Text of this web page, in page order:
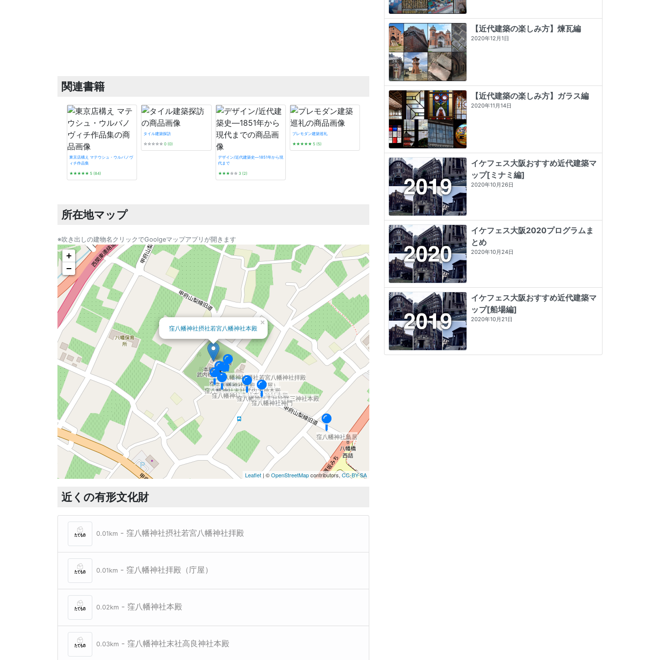
関連書籍
東京店構え マテウシュ・ウルバノヴ
ィチ作品集
★★★★★ 5 (84)
タイル建築探訪
☆☆☆☆☆ 0 (0)
デザイン/近代建築史―1851年から現
代まで
★★★☆☆ 3 (2)
プレモダン建築巡礼
★★★★★5 (5)
看板建築図鑑
5 (3)
近代建築そもそも講義（新潮新書）
★★★★ 4 (9)
昭和モダン建築巡礼 完全版1945-64
所在地マップ
※吹き出しの建物名クリックでGoolgeマップアプリが開きます
窪八幡神社摂社若宮八幡神社拝殿
窪八幡神社拝殿（庁屋）
窪八幡神社本殿
窪八幡神社末社高良神社本殿
窪八幡神社末社武内大神本殿
窪八幡神社末社比咩三神社本殿
窪八幡神社神門
窪八幡神社鳥居
窪八幡神社摂社若宮八幡神社本殿
×
+
−
Leaflet | ©OpenStreetMapcontributors, CC-BY-SA
近くの有形文化財
0.01km - 窪八幡神社摂社若宮八幡神社拝殿
0.01km - 窪八幡神社拝殿（庁屋）
0.02km - 窪八幡神社本殿
0.03km - 窪八幡神社末社高良神社本殿
【近代建築の楽しみ方】煉瓦編
2020年12月1日
【近代建築の楽しみ方】ガラス編
2020年11月14日
イケフェス大阪おすすめ近代建築マ
ップ[ミナミ編]
2020年10月26日
イケフェス大阪2020プログラムま
とめ
2020年10月24日
イケフェス大阪おすすめ近代建築マ
ップ[船場編]
2020年10月21日